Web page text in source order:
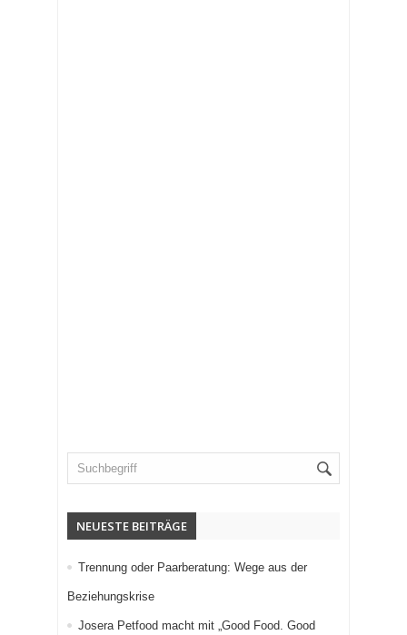
NEUESTE BEITRÄGE
Trennung oder Paarberatung: Wege aus der
Beziehungskrise
Josera Petfood macht mit „Good Food. Good